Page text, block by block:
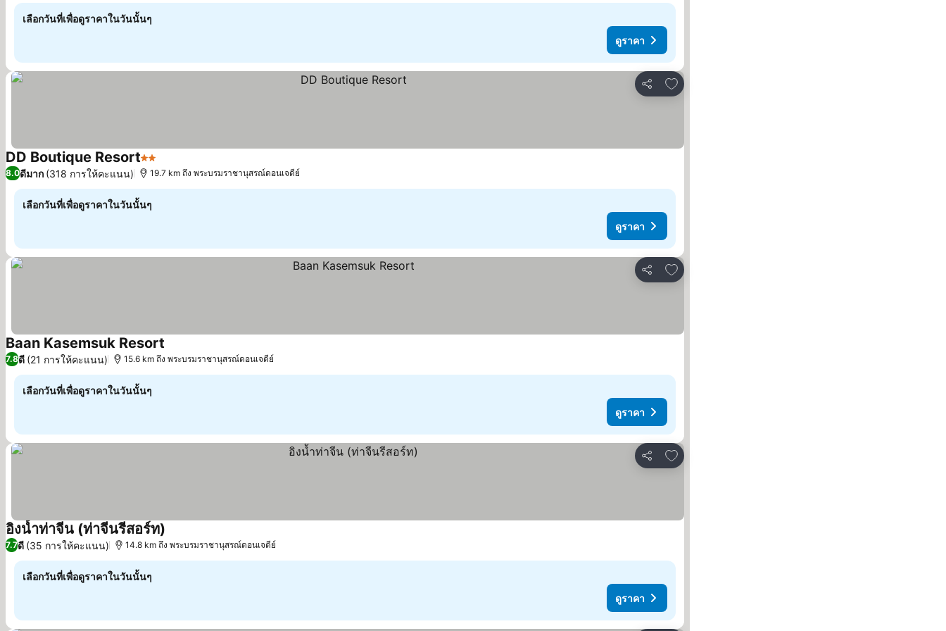
เลือกวันที่เพื่อดูราคาในวันนั้นๆ
ดูราคา
แชร์
เพิ่มในรายการโปรด
DD Boutique Resort2 ดาว
8.0ดีมาก (318 การให้คะแนน) 19.7 km ถึง พระบรมราชานุสรณ์ดอนเจดีย์
เลือกวันที่เพื่อดูราคาในวันนั้นๆ
ดูราคา
แชร์
เพิ่มในรายการโปรด
Baan Kasemsuk Resort
7.8ดี (21 การให้คะแนน) 15.6 km ถึง พระบรมราชานุสรณ์ดอนเจดีย์
เลือกวันที่เพื่อดูราคาในวันนั้นๆ
ดูราคา
แชร์
เพิ่มในรายการโปรด
อิงน้ำท่าจีน (ท่าจีนรีสอร์ท)
7.7ดี (35 การให้คะแนน) 14.8 km ถึง พระบรมราชานุสรณ์ดอนเจดีย์
เลือกวันที่เพื่อดูราคาในวันนั้นๆ
ดูราคา